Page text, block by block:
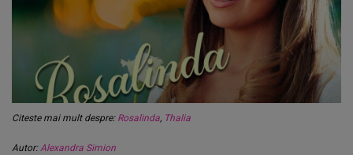
Citeste mai mult despre: Rosalinda, Thalia
Autor:Alexandra Simion